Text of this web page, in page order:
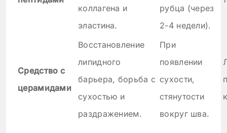
коллагена и
эластина.
рубца (через
2-4 недели).
Средство с
церамидами
Восстановление
липидного
барьера, борьба с
сухостью и
раздражением.
При
появлении
сухости,
стянутости
вокруг шва.